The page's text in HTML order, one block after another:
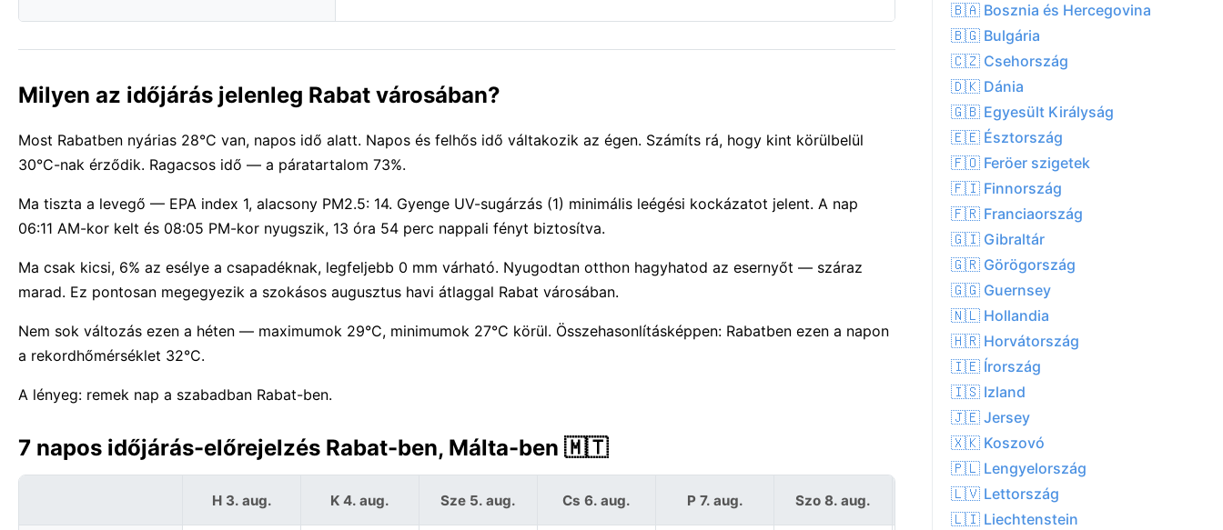
Milyen az időjárás jelenleg Rabat városában?
Most Rabatben nyárias 28°C van, napos idő alatt. Napos és felhős idő váltakozik az égen. Számíts rá, hogy kint körülbelül
30°C-nak érződik. Ragacsos idő — a páratartalom 73%.
Ma tiszta a levegő — EPA index 1, alacsony PM2.5: 14. Gyenge UV-sugárzás (1) minimális leégési kockázatot jelent. A nap
06:11 AM-kor kelt és 08:05 PM-kor nyugszik, 13 óra 54 perc nappali fényt biztosítva.
Ma csak kicsi, 6% az esélye a csapadéknak, legfeljebb 0 mm várható. Nyugodtan otthon hagyhatod az esernyőt — száraz
marad. Ez pontosan megegyezik a szokásos augusztus havi átlaggal Rabat városában.
Nem sok változás ezen a héten — maximumok 29°C, minimumok 27°C körül. Összehasonlításképpen: Rabatben ezen a napon
a rekordhőmérséklet 32°C.
A lényeg: remek nap a szabadban Rabat-ben.
7 napos időjárás-előrejelzés Rabat-ben, Málta-ben 🇲🇹
H 3. aug. K 4. aug. Sze 5. aug. Cs 6. aug. P 7. aug. Szo 8. aug. V 9. aug.
🇧🇦 Bosznia és Hercegovina
🇧🇬 Bulgária
🇨🇿 Csehország
🇩🇰 Dánia
🇬🇧 Egyesült Királyság
🇪🇪 Észtország
🇫🇴 Feröer szigetek
🇫🇮 Finnország
🇫🇷 Franciaország
🇬🇮 Gibraltár
🇬🇷 Görögország
🇬🇬 Guernsey
🇳🇱 Hollandia
🇭🇷 Horvátország
🇮🇪 Írország
🇮🇸 Izland
🇯🇪 Jersey
🇽🇰 Koszovó
🇵🇱 Lengyelország
🇱🇻 Lettország
🇱🇮 Liechtenstein